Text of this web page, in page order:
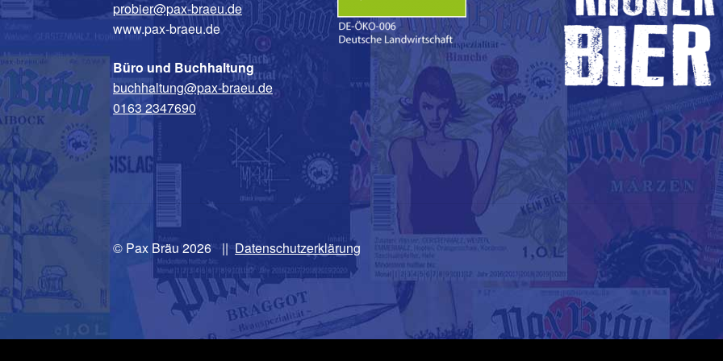
probier@pax-braeu.de
www.pax-braeu.de
Büro und Buchhaltung
buchhaltung@pax-braeu.de
0163 2347690
© Pax Bräu 2026 | Datenschutzerklärung